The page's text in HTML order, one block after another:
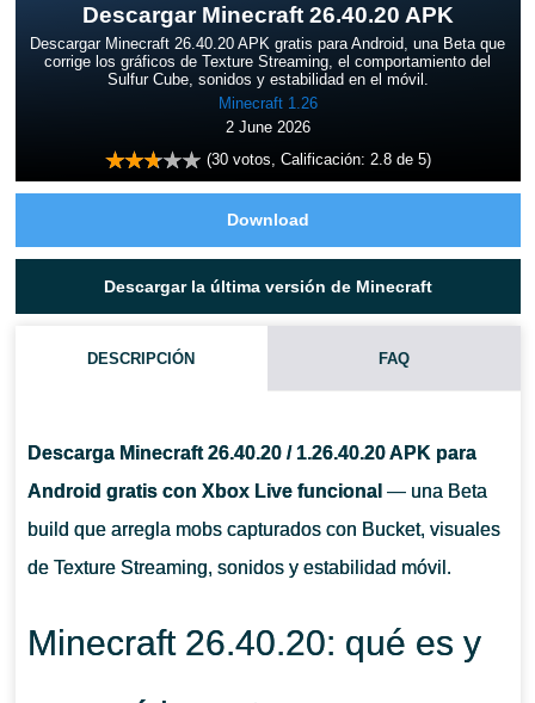
Descargar Minecraft 26.40.20 APK
Descargar Minecraft 26.40.20 APK gratis para Android, una Beta que
corrige los gráficos de Texture Streaming, el comportamiento del
Sulfur Cube, sonidos y estabilidad en el móvil.
Minecraft 1.26
2 June 2026
(30votos, Calificación: 2.8de 5)
Download
Descargar la última versión de Minecraft
DESCRIPCIÓN FAQ
Descarga Minecraft 26.40.20 / 1.26.40.20 APK para
Android gratis con Xbox Live funcional — una Beta
build que arregla mobs capturados con Bucket, visuales
de Texture Streaming, sonidos y estabilidad móvil.
Minecraft 26.40.20: qué es y